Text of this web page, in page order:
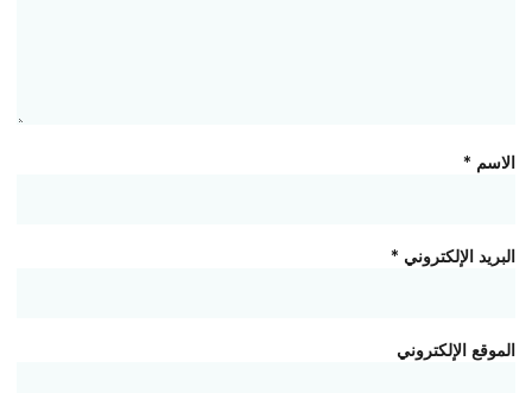
الاسم *
البريد الإلكتروني *
الموقع الإلكتروني